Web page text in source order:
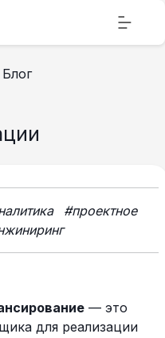
Блог
#проектное
— это
для реализации